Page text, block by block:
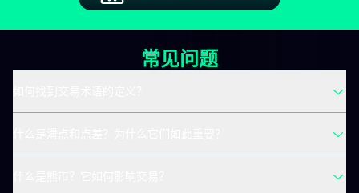
常见问题